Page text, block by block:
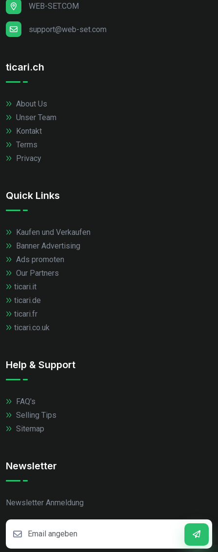
WEB-SET.COM
support@web-set.com
ticari.ch
About Us
Unser Team
Kontakt
Terms
Privacy
Quick Links
Kaufen und Verkaufen
Banner Advertising
Ads promoten
Our Partners
ticari.it
ticari.de
ticari.fr
ticari.co.uk
Help & Support
FAQ's
Selling Tips
Sitemap
Newsletter
Newsletter Anmeldung